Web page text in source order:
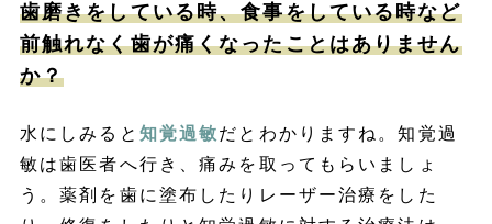
歯磨きをしている時、食事をしている時など
前触れなく歯が痛くなったことはありません
か？
水にしみると 知覚過敏だとわかりますね。知覚過
敏は歯医者へ行き、痛みを取ってもらいましょ
う。薬剤を歯に塗布したりレーザー治療をした